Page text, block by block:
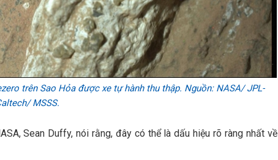
trên Sao Hỏa được xe tự hành thu thập. Nguồn: NASA/ JPL-
MSSS.
Sean Duffy, nói rằng, đây có thể là dấu hiệu rõ ràng nhất về